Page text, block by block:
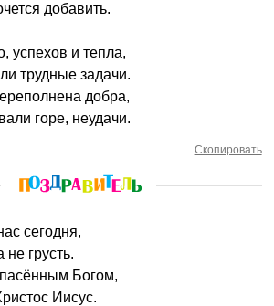
добавить.
успехов и тепла,
трудные задачи.
добра,
горе, неудачи.
Скопировать
сегодня,
не грусть.
Богом,
Иисус.